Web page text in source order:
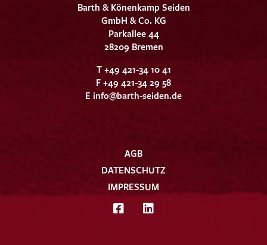
Barth & Könenkamp Seiden
GmbH & Co. KG
Parkallee 44
28209 Bremen
T +49 421-34 10 41
F +49 421-34 29 58
E info@barth-seiden.de
AGB
DATENSCHUTZ
IMPRESSUM